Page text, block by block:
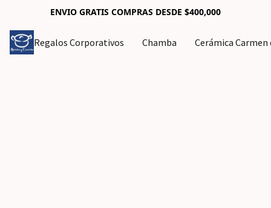
ENVIO GRATIS COMPRAS DESDE $400,000
Regalos Corporativos Chamba Cerámica Carmen